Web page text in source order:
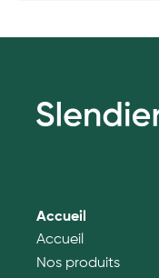
Accueil
Accueil
Nos produits